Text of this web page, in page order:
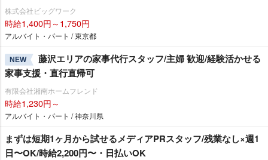
株式会社ビッグワーク
時給1,400円～1,750円
アルバイト・パート / 東京都
NEW
藤沢エリアの家事代行スタッフ/主婦 歓迎/経験活かせる
家事支援・直行直帰可
有限会社湘南ホームフレンド
時給1,230円～
アルバイト・パート / 神奈川県
まずは短期1ヶ月から試せるメディアPRスタッフ/残業なし×週1
日〜OK/時給2,200円〜・日払いOK